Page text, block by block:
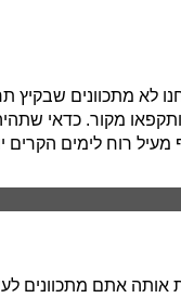
לא מתכוונים שבקיץ
מקור. כדאי
מעיל רוח לימים
אותה אתם מתכוונים